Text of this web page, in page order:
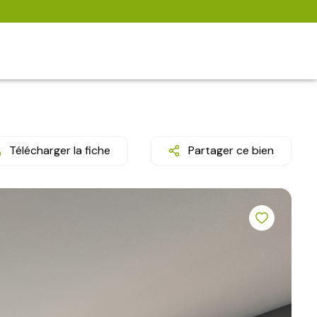
Télécharger la fiche Partager ce bien